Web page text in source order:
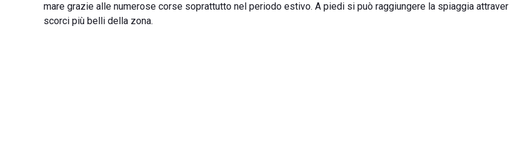
mare grazie alle numerose corse soprattutto nel periodo estivo. A piedi si può raggiungere la spiaggia
scorci più belli della zona.